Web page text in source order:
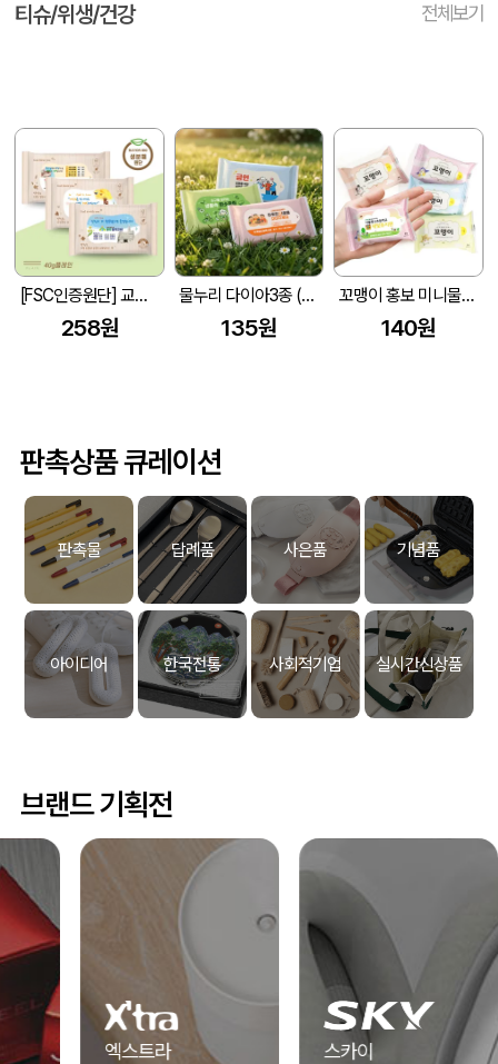
티슈/위생/건강 전체보기
[FSC인증원단] 교회전도 3종 생분해 물티슈 (10매/15매/20매)
258원
물누리 다이아3종 (무광) 물티슈 10매/15매/20매
135원
꼬맹이 홍보 미니물티슈 10매
140원
판촉상품 큐레이션
판촉물 답례품 사은품 기념품
아이디어 한국전통 사회적기업 실시간신상품
브랜드 기획전
엑스트라 스카이